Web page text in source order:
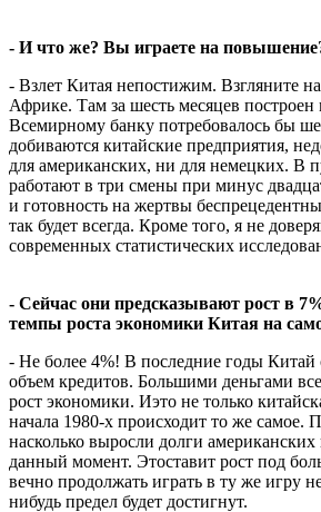
- И что же? Вы играете на
- Взлет Китая непостижим. Взгляните
Африке. Там за шесть месяцев построен
Всемирному банку потребовалось бы
добиваются китайские предприятия,
для американских, ни для немецких. В
работают в три смены при минус
и готовность на жертвы
так будет всегда. Кроме того, я не
современных статистических
- Сейчас они предсказывают рост в
темпы роста экономики Китая на
- Не более 4%! В последние годы Китай
объем кредитов. Большими деньгами
рост экономики. Иэто не только
начала 1980-х происходит то же самое.
насколько выросли долги американских
данный момент. Этоставит рост под
вечно продолжать играть в ту же игру
нибудь предел будет достигнут.